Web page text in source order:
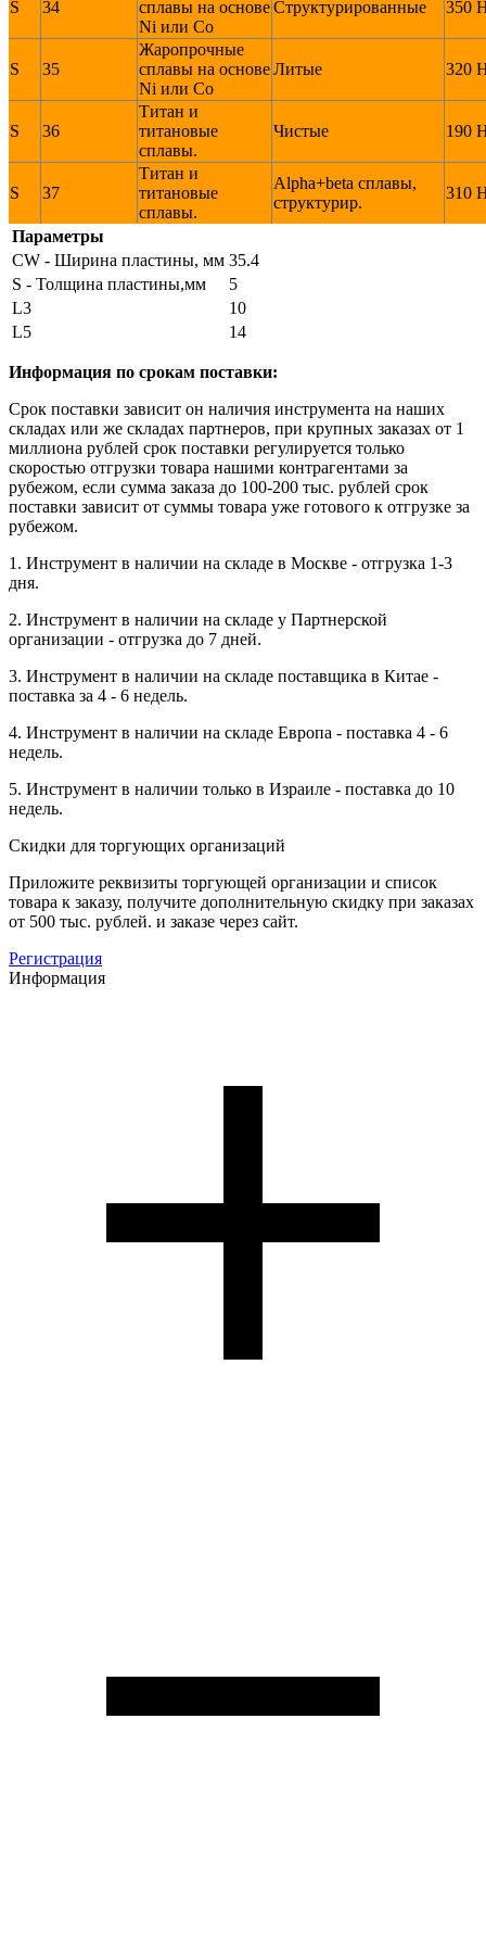
S 34
сплавы на основе
Ni или Со
Структурированные 350
S 35
Жаропрочные
сплавы на основе
Ni или Со
Литые 320
S 36
Титан и
титановые
сплавы.
Чистые 190
S 37
Титан и
титановые
сплавы.
Alpha+beta сплавы,
структурир.
310
Параметры
CW - Ширина пластины, мм 35.4
S - Толщина пластины,мм
5
L3
10
L5
14
Информация по срокам поставки:
Срок поставки зависит он наличия инструмента на наших
складах или же складах партнеров, при крупных заказах от 1
миллиона рублей срок поставки регулируется только
скоростью отгрузки товара нашими контрагентами за
рубежом, если сумма заказа до 100-200 тыс. рублей срок
поставки зависит от суммы товара уже готового к отгрузке за
рубежом.
1. Инструмент в наличии на складе в Москве - отгрузка 1-3
дня.
2. Инструмент в наличии на складе у Партнерской
организации - отгрузка до 7 дней.
3. Инструмент в наличии на складе поставщика в Китае -
поставка за 4 - 6 недель.
4. Инструмент в наличии на складе Европа - поставка 4 - 6
недель.
5. Инструмент в наличии только в Израиле - поставка до 10
недель.
Скидки для торгующих организаций
Приложите реквизиты торгующей организации и список
товара к заказу, получите дополнительную скидку при заказах
от 500 тыс. рублей. и заказе через сайт.
Регистрация
Информация